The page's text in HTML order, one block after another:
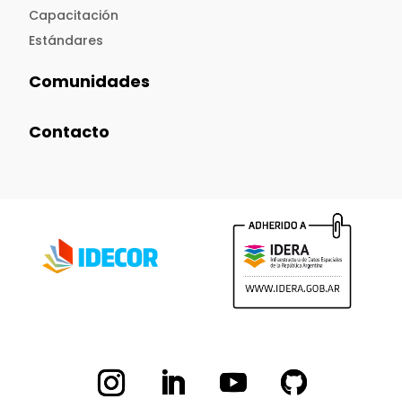
Capacitación
Estándares
Comunidades
Contacto